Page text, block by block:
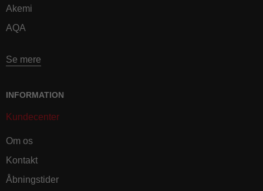
Akemi
AQA
Se mere
INFORMATION
Kundecenter
Om os
Kontakt
Åbningstider